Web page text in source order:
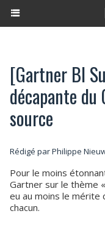
[Gartner BI
décapante du
source
Rédigé parPhilippe
Pour le moins
Gartner sur le thème
eu au moins le mérite
chacun.